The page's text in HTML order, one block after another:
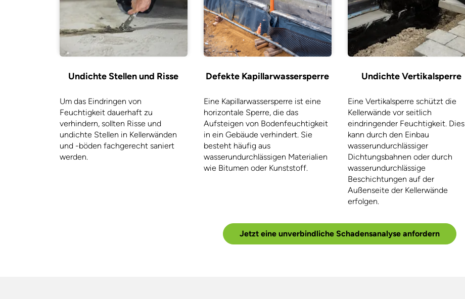
Undichte Stellen und Risse
Um das Eindringen von
Feuchtigkeit dauerhaft zu
verhindern, sollten Risse und
undichte Stellen in Kellerwänden
und -böden fachgerecht saniert
werden.
Defekte Kapillarwassersperre
Eine Kapillarwassersperre ist eine
horizontale Sperre, die das
Aufsteigen von Bodenfeuchtigkeit
in ein Gebäude verhindert. Sie
besteht häufig aus
wasserundurchlässigen Materialien
wie Bitumen oder Kunststoff.
Undichte Vertikalsperre
Eine Vertikalsperre schützt die
Kellerwände vor seitlich
eindringender Feuchtigkeit. Dies
kann durch den Einbau
wasserundurchlässiger
Dichtungsbahnen oder durch
wasserundurchlässige
Beschichtungen auf der
Außenseite der Kellerwände
erfolgen.
Jetzt eine unverbindliche Schadensanalyse anfordern